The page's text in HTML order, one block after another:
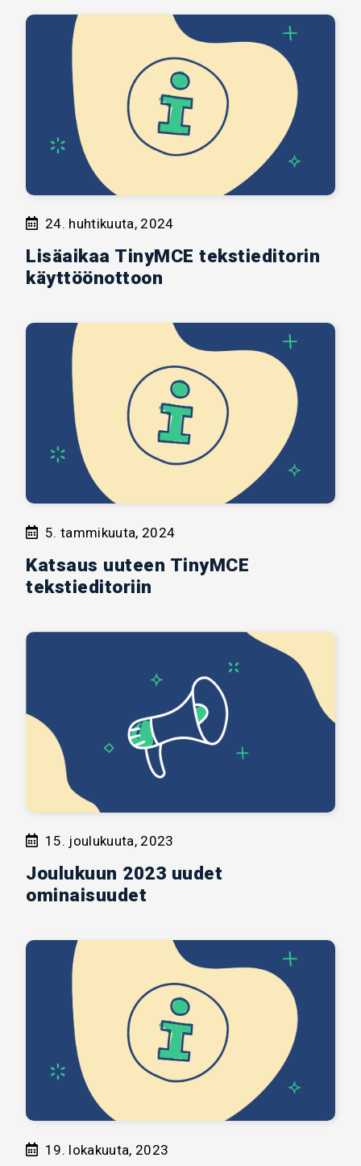
24. huhtikuuta, 2024
Lisäaikaa TinyMCE tekstieditorin
käyttöönottoon
5. tammikuuta, 2024
Katsaus uuteen TinyMCE
tekstieditoriin
15. joulukuuta, 2023
Joulukuun 2023 uudet
ominaisuudet
19. lokakuuta, 2023